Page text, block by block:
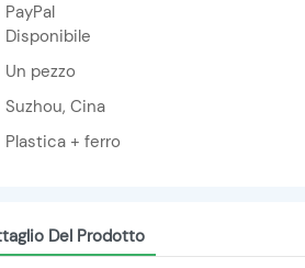
PayPal
Disponibile
Un pezzo
Suzhou, Cina
Plastica + ferro
Del Prodotto